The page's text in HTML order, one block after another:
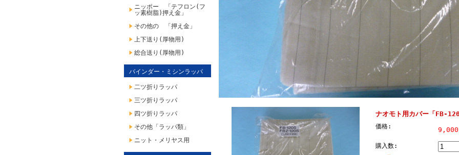
ニッポー 「テフロン(フ
ッ素樹脂)押え金」
その他の 「押え金」
上下送り(厚物用)
総合送り(厚物用)
バインダー・ミシンラッパ
二ツ折りラッパ
三ツ折りラッパ
四ツ折りラッパ
その他「ラッパ類」
ニット・メリヤス用
ナオモト用カバー「FB-
価格:
購入数: